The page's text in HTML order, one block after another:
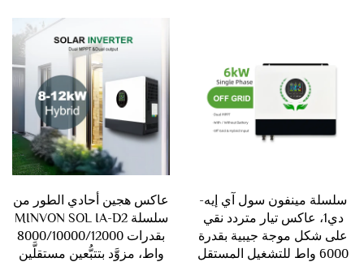
سلسلة مينفون سول آي إيه-
دي1، عاكس تيار متردد نقي
على شكل موجة جيبية بقدرة
6000 واط للتشغيل المستقل
عاكس هجين أحادي الطور من
سلسلة MINVON SOL IA-D2
بقدرات 8000/10000/12000
واط، مزوَّد بتتبُّعين مستقلَّين